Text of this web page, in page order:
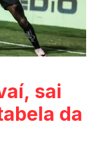
sai
da